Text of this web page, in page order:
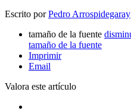
Escrito porPedro Arrospidegaray
tamaño de la fuente
tamaño de la fuente
Imprimir
Email
Valora este artículo